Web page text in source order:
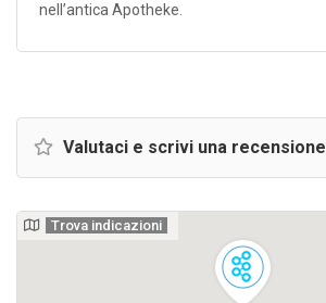
nell’antica Apotheke.
Valutaci e scrivi una recensione
Trova indicazioni